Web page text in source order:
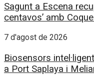
Sagunt a Escena
centavos’ amb
7 d'agost de 2026
Biosensors
a Port Saplaya i